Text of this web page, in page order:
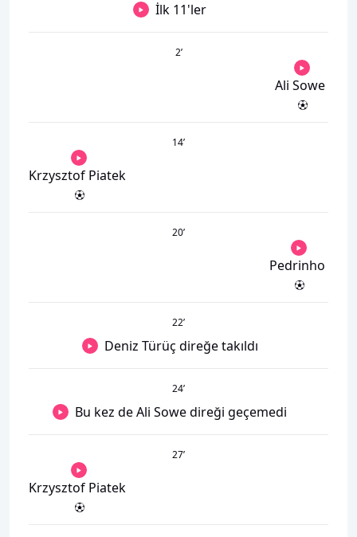
İlk 11'ler
2’
Ali Sowe
14’
Krzysztof Piatek
20’
Pedrinho
22’
Deniz Türüç direğe takıldı
24’
Bu kez de Ali Sowe direği geçemedi
27’
Krzysztof Piatek